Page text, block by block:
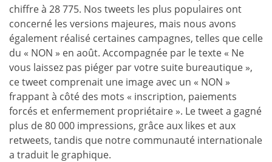
chiffre à 28 775. Nos tweets les plus populaires ont
concerné les versions majeures, mais nous avons
également réalisé certaines campagnes, telles que celle
du « NON » en août. Accompagnée par le texte « Ne
vous laissez pas piéger par votre suite bureautique »,
ce tweet comprenait une image avec un « NON »
frappant à côté des mots « inscription, paiements
forcés et enfermement propriétaire ». Le tweet a gagné
plus de 80 000 impressions, grâce aux likes et aux
retweets, tandis que notre communauté internationale
a traduit le graphique.